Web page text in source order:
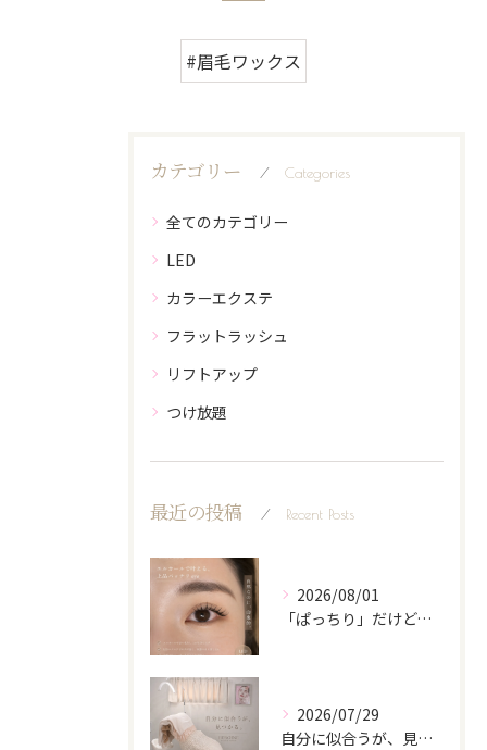
#眉毛ワックス
カテゴリー Categories
全てのカテゴリー
LED
カラーエクステ
フラットラッシュ
リフトアップ
つけ放題
最近の投稿 Recent Posts
2026/08/01
「ぱっちり」だけど、派手になりすぎない。
2026/07/29
自分に似合うが、見つかる。